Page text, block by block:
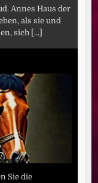
Annes Haus der
als sie und
sich [...]
Sie die